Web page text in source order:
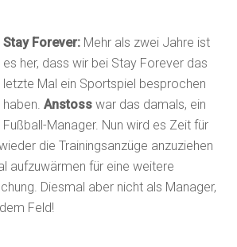
Stay Forever: Mehr als zwei Jahre ist
es her, dass wir bei Stay Forever das
letzte Mal ein Sportspiel besprochen
haben.Anstoss war das damals, ein
Fußball-Manager. Nun wird es Zeit für
die Trainingsanzüge anzuziehen
aufzuwärmen für eine weitere
Diesmal aber nicht als Manager,
Feld!